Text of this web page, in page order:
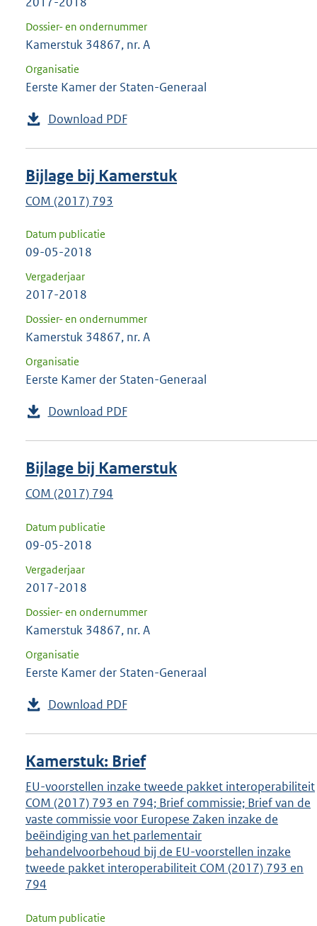
Dossier- en ondernummer
Kamerstuk 34867, nr. A
Organisatie
Eerste Kamer der Staten-Generaal
Download PDF
Bijlage bij Kamerstuk
COM (2017) 793
Datum publicatie
09-05-2018
Vergaderjaar
2017-2018
Dossier- en ondernummer
Kamerstuk 34867, nr. A
Organisatie
Eerste Kamer der Staten-Generaal
Download PDF
Bijlage bij Kamerstuk
COM (2017) 794
Datum publicatie
09-05-2018
Vergaderjaar
2017-2018
Dossier- en ondernummer
Kamerstuk 34867, nr. A
Organisatie
Eerste Kamer der Staten-Generaal
Download PDF
Kamerstuk: Brief
EU-voorstellen inzake tweede pakket interoperabiliteit
COM (2017) 793 en 794; Brief commissie; Brief van de
vaste commissie voor Europese Zaken inzake de
beëindiging van het parlementair
behandelvoorbehoud bij de EU-voorstellen inzake
tweede pakket interoperabiliteit COM (2017) 793 en
794
Datum publicatie